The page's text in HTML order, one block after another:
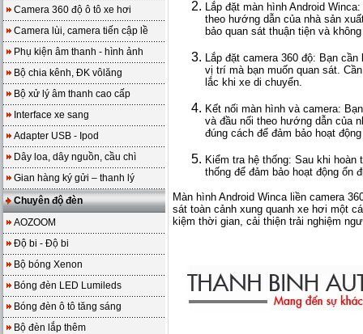
Camera 360 độ ô tô xe hơi
Camera lùi, camera tiến cập lề
Phụ kiện âm thanh - hình ảnh
Bộ chia kênh, ĐK vôlăng
Bộ xử lý âm thanh cao cấp
Interface xe sang
Adapter USB - Ipod
Dây loa, dây nguồn, cầu chì
Gian hàng ký gửi – thanh lý
Chuyên độ đèn
AOZOOM
Độ bi - Độ bi
Bộ bóng Xenon
Bóng đèn LED Lumileds
Bóng đèn ô tô tăng sáng
Bộ đèn lắp thêm
Lắp đặt màn hình Android
theo hướng dẫn của nhà sản
bảo quan sát thuận tiện và
Lắp đặt camera 360 độ: Bạn
vị trí mà bạn muốn quan sát.
lắc khi xe di chuyển.
Kết nối màn hình và camera:
và đầu nối theo hướng dẫn của
đúng cách để đảm bảo hoạt
Kiểm tra hệ thống: Sau khi
thống để đảm bảo hoạt động ổn
Màn hình Android Winca liền camera
sát toàn cảnh xung quanh xe hơi một
kiệm thời gian, cải thiện trải nghiệm